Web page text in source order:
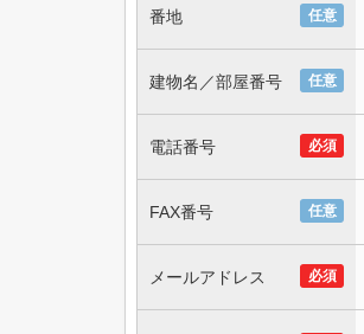
任意
番地
任意
建物名／部屋番号
必須
電話番号
任意
FAX番号
必須
メールアドレス